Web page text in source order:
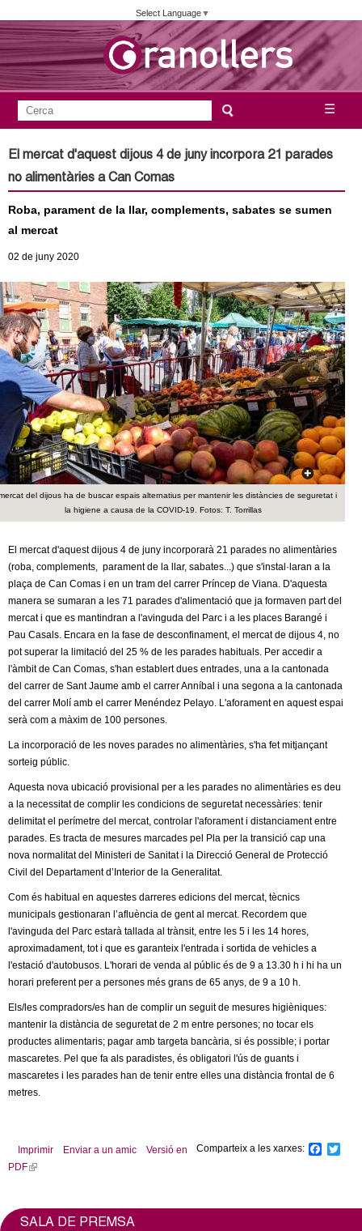
Vés
al
contingut
Select Language▼
u
n
a
m
e
n
d
e
G
a
n
o
e
s
☰
F
o
m
u
a
r
i
d
e
c
e
r
c
a
e
El mercat d'aquest dijous 4 de juny incorpora 21 parades
no alimentàries a Can Comas
Roba, parament de la llar, complements, sabates se sumen
al mercat
02 de juny 2020
del dijous ha de buscar espais alternatius per mantenir les distàncies de seguretat i
la higiene a causa de la COVID-19. Fotos: T. Torrillas
El mercat d'aquest dijous 4 de juny incorporarà 21 parades no alimentàries
(roba, complements, parament de la llar, sabates...) que s'instal·laran a la
plaça de Can Comas i en un tram del carrer Príncep de Viana. D'aquesta
manera se sumaran a les 71 parades d'alimentació que ja formaven part del
mercat i que es mantindran a l'avinguda del Parc i a les places Barangé i
Pau Casals. Encara en la fase de desconfinament, el mercat de dijous 4, no
pot superar la limitació del 25 % de les parades habituals. Per accedir a
l'àmbit de Can Comas, s'han establert dues entrades, una a la cantonada
del carrer de Sant Jaume amb el carrer Anníbal i una segona a la cantonada
del carrer Molí amb el carrer Menéndez Pelayo. L'aforament en aquest espai
serà com a màxim de 100 persones.
La incorporació de les noves parades no alimentàries, s'ha fet mitjançant
sorteig públic.
Aquesta nova ubicació provisional per a les parades no alimentàries es deu
a la necessitat de complir les condicions de seguretat necessàries: tenir
delimitat el perímetre del mercat, controlar l'aforament i distanciament entre
parades. Es tracta de mesures marcades pel Pla per la transició cap una
nova normalitat del Ministeri de Sanitat i la Direcció General de Protecció
Civil del Departament d’Interior de la Generalitat.
Com és habitual en aquestes darreres edicions del mercat, tècnics
municipals gestionaran l’afluència de gent al mercat. Recordem que
l'avinguda del Parc estarà tallada al trànsit, entre les 5 i les 14 hores,
aproximadament, tot i que es garanteix l'entrada i sortida de vehicles a
l'estació d'autobusos. L'horari de venda al públic és de 9 a 13.30 h i hi ha un
horari preferent per a persones més grans de 65 anys, de 9 a 10 h.
Els/les compradors/es han de complir un seguit de mesures higièniques:
mantenir la distància de seguretat de 2 m entre persones; no tocar els
productes alimentaris; pagar amb targeta bancària, si és possible; i portar
mascaretes. Pel que fa als paradistes, és obligatori l'ús de guants i
mascaretes i les parades han de tenir entre elles una distància frontal de 6
metres.
Comparteix a les xarxes:
Imprimir Enviar a un amic
Versió en
PDF(
n
SALA DE PREMSA